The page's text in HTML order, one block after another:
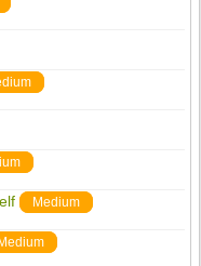
Medium
Medium